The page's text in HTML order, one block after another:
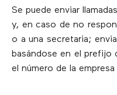
Se puede enviar
y, en caso de no
o a una secretaria;
basándose en el prefijo
el número de la